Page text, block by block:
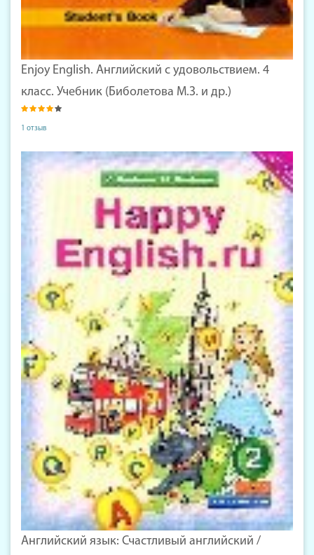
Enjoy English. Английский с удовольствием. 4
класс. Учебник (Биболетова М.З. и др.)
1 отзыв
Английский язык: Счастливый английский /